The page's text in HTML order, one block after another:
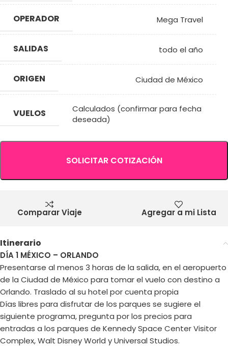
OPERADOR Mega Travel
SALIDAS todo el año
ORIGEN Ciudad de México
VUELOS
Calculados (confirmar para fecha
deseada)
SOLICITAR COTIZACIÓN
Comparar Viaje Agregar a mi Lista
Itinerario
DÍA 1 MÉXICO – ORLANDO
Presentarse al menos 3 horas de la salida, en el aeropuerto
de la Ciudad de México para tomar el vuelo con destino a
Orlando. Traslado al su hotel por cuenta propia
Días libres para disfrutar de los parques se sugiere el
siguiente programa, pregunta por los precios para
entradas a los parques de Kennedy Space Center Visitor
Complex, Walt Disney World y Universal Studios.